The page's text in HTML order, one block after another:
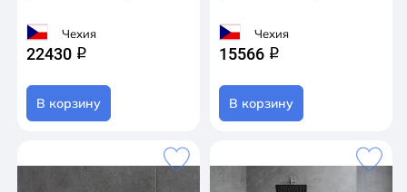
Чехия
22430 q
В корзину
Чехия
15566 q
В корзину